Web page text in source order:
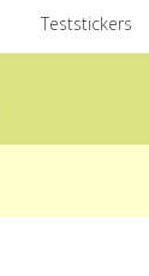
Teststickers